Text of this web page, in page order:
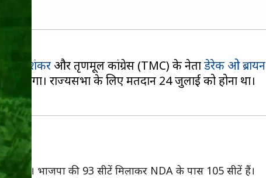
एस जयशंकर और तृणमूल कांग्रेस (TMC) के नेताडेरेक ओ ब्रायन
होगा। राज्यसभा के लिए मतदान 24 जुलाई को होना था।
है। भाजपा की 93 सीटें मिलाकर NDA के पास 105 सीटें हैं।